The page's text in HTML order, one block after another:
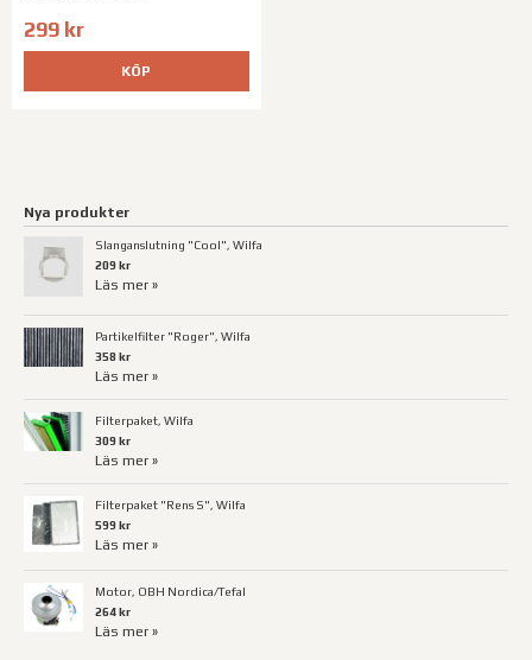
299 kr
KÖP
Nya produkter
Slanganslutning "Cool", Wilfa
209 kr
Läs mer »
Partikelfilter "Roger", Wilfa
358 kr
Läs mer »
Filterpaket, Wilfa
309 kr
Läs mer »
Filterpaket "Rens S", Wilfa
599 kr
Läs mer »
Motor, OBH Nordica/Tefal
264 kr
Läs mer »